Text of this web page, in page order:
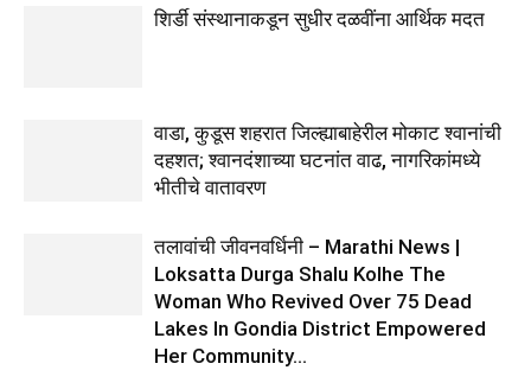
शिर्डी संस्थानाकडून सुधीर दळवींना आर्थिक मदत
वाडा, कुडूस शहरात जिल्ह्याबाहेरील मोकाट श्वानांची
दहशत; श्वानदंशाच्या घटनांत वाढ, नागरिकांमध्ये
भीतीचे वातावरण
तलावांची जीवनवर्धिनी – Marathi News |
Loksatta Durga Shalu Kolhe The
Woman Who Revived Over 75 Dead
Lakes In Gondia District Empowered
Her Community...